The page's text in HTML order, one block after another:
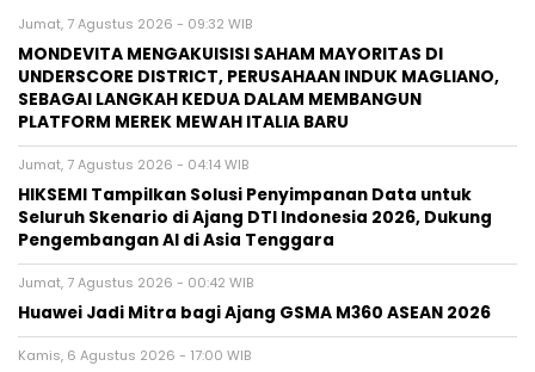
Jumat, 7 Agustus 2026 - 09:32 WIB
MONDEVITA MENGAKUISISI SAHAM MAYORITAS DI
UNDERSCORE DISTRICT, PERUSAHAAN INDUK MAGLIANO,
SEBAGAI LANGKAH KEDUA DALAM MEMBANGUN
PLATFORM MEREK MEWAH ITALIA BARU
Jumat, 7 Agustus 2026 - 04:14 WIB
HIKSEMI Tampilkan Solusi Penyimpanan Data untuk
Seluruh Skenario di Ajang DTI Indonesia 2026, Dukung
Pengembangan AI di Asia Tenggara
Jumat, 7 Agustus 2026 - 00:42 WIB
Huawei Jadi Mitra bagi Ajang GSMA M360 ASEAN 2026
Kamis, 6 Agustus 2026 - 17:00 WIB